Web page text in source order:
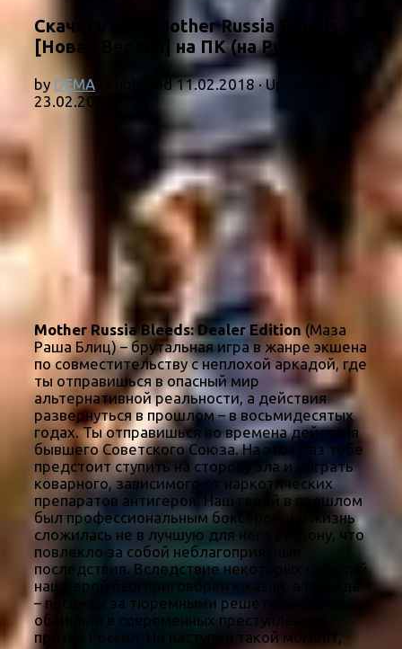
Скачать игру Mother Russia Bleeds
[Новая Версия] на ПК (на Русском)
by DEMA · Published11.02.2018· Updated
23.02.2018
Mother Russia Bleeds: Dealer Edition(Маза
Раша Блиц) – брутальная игра в жанре экшена
по совместительству с неплохой аркадой, где
ты отправишься в опасный мир
альтернативной реальности, а действия
развернуться в прошлом – в восьмидесятых
годах. Ты отправишься во времена действия
бывшего Советского Союза. На этот раз тебе
предстоит ступить на сторону зла и сыграть
коварного, зависимого от наркотических
препаратов антигероя. Наш герой в прошлом
был профессиональным боксером, но жизнь
сложилась не в лучшую для него сторону, что
повлекло за собой неблагоприятные
последствия. Вследствие некоторых событий
наш герой был приговорен к казни, а прежде
– посажен за тюремными решетками. Его
обвиняли в современных преступлениях
против России. Но наступил такой момент,